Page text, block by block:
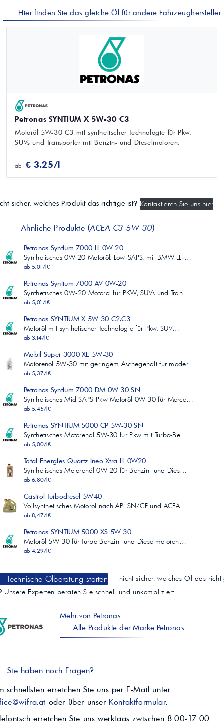
Hier finden Sie das gleiche Öl für andere Fahrzeughersteller
Petronas SYNTIUM X 5W-30 C3
Motoröl 5W-30 C3 mit synthetischer Technologie für Pkw,
SUVs und Transporter mit Benzin- und Dieselmotoren.
ab € 3,25/l
sicher, welches Produkt das richtige ist? Kontaktieren Sie uns hier
Ähnliche Produkte (ACEA C3 5W-30)
Petronas Syntium 7000 LL 0W-20
Synthetisches 0W-20-Motoröl, Low‑SAPS, mit BMW LL‑…
ab 5,01/l€
Petronas Syntium 7000 AV 0W-20
Synthetisches 0W‑20 Motoröl für PKW, SUVs und Tran…
ab 5,01/l€
Petronas SYNTIUM X 5W-30 C2,C3
Motoröl mit synthetischer Technologie für Pkw, SUV…
ab 3,14/l€
Mobil Super 3000 XE 5W-30
Motorenöl 5W-30 mit geringem Aschegehalt für moder…
ab 5,37/l€
Petronas Syntium 7000 DM 0W-30 SN
Synthetisches Mid-SAPS-Pkw-Motoröl 0W-30 für Merce…
ab 5,45/l€
Petronas SYNTIUM 5000 CP 5W-30 SN
Synthetisches Motorenöl 5W-30 für Pkw mit Turbo-Be…
ab 5,00/l€
Total Energies Quartz Ineo Xtra LL 0W20
Synthetisches Motorenöl 0W-20 für Benzin- und Dies…
ab 6,80/l€
Castrol Turbodiesel 5W40
Vollsynthetisches Motoröl nach API SN/CF und ACEA…
ab 8,47/l€
Petronas SYNTIUM 5000 XS 5W-30
Motoröl 5W-30 für Turbo-Benzin- und Dieselmotoren…
ab 4,29/l€
Technische Ölberatung starten
- nicht sicher, welches Öl das
Unsere Experten beraten Sie schnell und unkompliziert.
Mehr von Petronas
Alle Produkte der Marke Petronas
Sie haben noch Fragen?
schnellsten erreichen Sie uns per E-Mail unter
oder über unser Kontaktformular.
erreichen Sie uns werktags zwischen 8:00-17:00